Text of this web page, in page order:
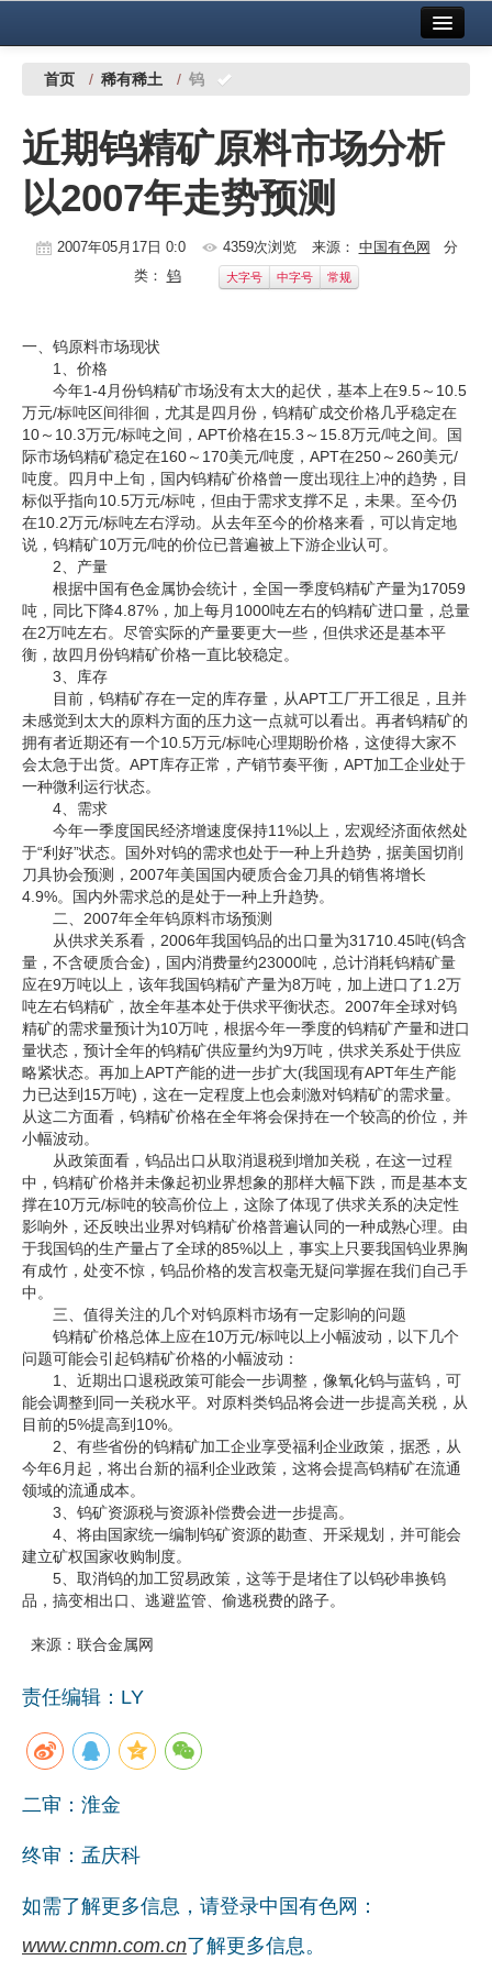
中国有色金属报社主办 广告服务
铜镍铅锌
铝
稀有稀土
科技
镁钛
地矿 建设
党建工作
企业文化
《资源再生》杂志
行情报价
数字报
首页 / 稀有稀土 / 钨
近期钨精矿原料市场分析
以2007年走势预测
2007年05月17日 0:0 4359次浏览 来源： 中国有色网 分
类： 钨 大字号 中字号 常规
一、钨原料市场现状
1、价格
今年1-4月份钨精矿市场没有太大的起伏，基本上在9.5～10.5
万元/标吨区间徘徊，尤其是四月份，钨精矿成交价格几乎稳定在
10～10.3万元/标吨之间，APT价格在15.3～15.8万元/吨之间。国
际市场钨精矿稳定在160～170美元/吨度，APT在250～260美元/
吨度。四月中上旬，国内钨精矿价格曾一度出现往上冲的趋势，目
标似乎指向10.5万元/标吨，但由于需求支撑不足，未果。至今仍
在10.2万元/标吨左右浮动。从去年至今的价格来看，可以肯定地
说，钨精矿10万元/吨的价位已普遍被上下游企业认可。
2、产量
根据中国有色金属协会统计，全国一季度钨精矿产量为17059
吨，同比下降4.87%，加上每月1000吨左右的钨精矿进口量，总量
在2万吨左右。尽管实际的产量要更大一些，但供求还是基本平
衡，故四月份钨精矿价格一直比较稳定。
3、库存
目前，钨精矿存在一定的库存量，从APT工厂开工很足，且并
未感觉到太大的原料方面的压力这一点就可以看出。再者钨精矿的
拥有者近期还有一个10.5万元/标吨心理期盼价格，这使得大家不
会太急于出货。APT库存正常，产销节奏平衡，APT加工企业处于
一种微利运行状态。
4、需求
今年一季度国民经济增速度保持11%以上，宏观经济面依然处
于“利好”状态。国外对钨的需求也处于一种上升趋势，据美国切削
刀具协会预测，2007年美国国内硬质合金刀具的销售将增长
4.9%。国内外需求总的是处于一种上升趋势。
二、2007年全年钨原料市场预测
从供求关系看，2006年我国钨品的出口量为31710.45吨(钨含
量，不含硬质合金)，国内消费量约23000吨，总计消耗钨精矿量
应在9万吨以上，该年我国钨精矿产量为8万吨，加上进口了1.2万
吨左右钨精矿，故全年基本处于供求平衡状态。2007年全球对钨
精矿的需求量预计为10万吨，根据今年一季度的钨精矿产量和进口
量状态，预计全年的钨精矿供应量约为9万吨，供求关系处于供应
略紧状态。再加上APT产能的进一步扩大(我国现有APT年生产能
力已达到15万吨)，这在一定程度上也会刺激对钨精矿的需求量。
从这二方面看，钨精矿价格在全年将会保持在一个较高的价位，并
小幅波动。
从政策面看，钨品出口从取消退税到增加关税，在这一过程
中，钨精矿价格并未像起初业界想象的那样大幅下跌，而是基本支
撑在10万元/标吨的较高价位上，这除了体现了供求关系的决定性
影响外，还反映出业界对钨精矿价格普遍认同的一种成熟心理。由
于我国钨的生产量占了全球的85%以上，事实上只要我国钨业界胸
有成竹，处变不惊，钨品价格的发言权毫无疑问掌握在我们自己手
中。
三、值得关注的几个对钨原料市场有一定影响的问题
钨精矿价格总体上应在10万元/标吨以上小幅波动，以下几个
问题可能会引起钨精矿价格的小幅波动：
1、近期出口退税政策可能会一步调整，像氧化钨与蓝钨，可
能会调整到同一关税水平。对原料类钨品将会进一步提高关税，从
目前的5%提高到10%。
2、有些省份的钨精矿加工企业享受福利企业政策，据悉，从
今年6月起，将出台新的福利企业政策，这将会提高钨精矿在流通
领域的流通成本。
3、钨矿资源税与资源补偿费会进一步提高。
4、将由国家统一编制钨矿资源的勘查、开采规划，并可能会
建立矿权国家收购制度。
5、取消钨的加工贸易政策，这等于是堵住了以钨砂串换钨
品，搞变相出口、逃避监管、偷逃税费的路子。
来源：联合金属网
责任编辑：LY
二审：淮金
终审：孟庆科
如需了解更多信息，请登录中国有色网：
www.cnmn.com.cn了解更多信息。